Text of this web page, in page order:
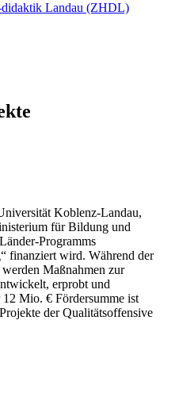
didaktik Landau (ZHDL)
Koblenz-Landau,
für Bildung und
Programms
finanziert wird. Während der
Maßnahmen zur
erprobt und
Mio. € Fördersumme ist
der Qualitätsoffensive